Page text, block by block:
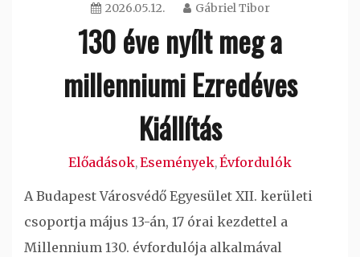
2026.05.12. Gábriel Tibor
130 éve nyílt meg a
millenniumi Ezredéves
Kiállítás
Előadások,Események,Évfordulók
A Budapest Városvédő Egyesület XII. kerületi
csoportja május 13-án, 17 órai kezdettel a
Millennium 130. évfordulója alkalmával